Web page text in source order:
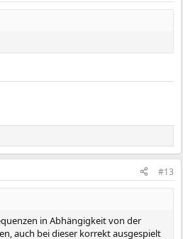
#13
in Abhängigkeit von der
auch bei dieser korrekt ausgespielt